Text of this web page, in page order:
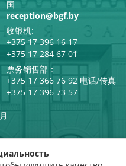
国
reception@bgf.by
收银机:
+375 17 396 16 17
+375 17 284 67 01
票务销售部：
+375 17 366 76 92 电话/传真
+375 17 396 73 57
网